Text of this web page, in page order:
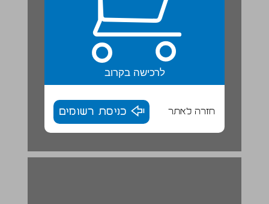
לרכישה בקרוב
חזרה לאתר כניסת רשומים